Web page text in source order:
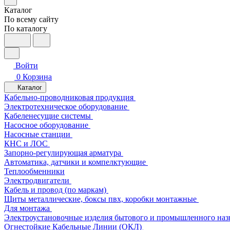
Каталог
По всему сайту
По каталогу
Войти
0 Корзина
Каталог
Кабельно-проводниковая продукция
Электротехническое оборудование
Кабеленесущие системы
Насосное оборудование
Насосные станции
КНС и ЛОС
Запорно-регулирующая арматура
Автоматика, датчики и компелктующие
Теплообменники
Электродвигатели
Кабель и провод (по маркам)
Щиты металлические, боксы пвх, коробки монтажные
Для монтажа
Электроустановочные изделия бытового и промышленного
Огнестойкие Кабельные Линии (ОКЛ)